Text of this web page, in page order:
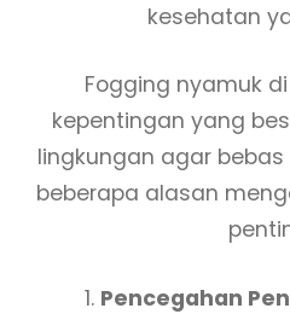
kesehatan
Fogging nyamuk
kepentingan yang
lingkungan agar bebas
beberapa alasan
Pencegahan